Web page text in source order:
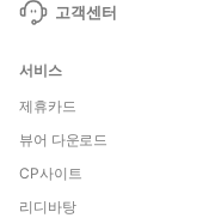
고객센터
서비스
제휴카드
뷰어 다운로드
CP사이트
리디바탕